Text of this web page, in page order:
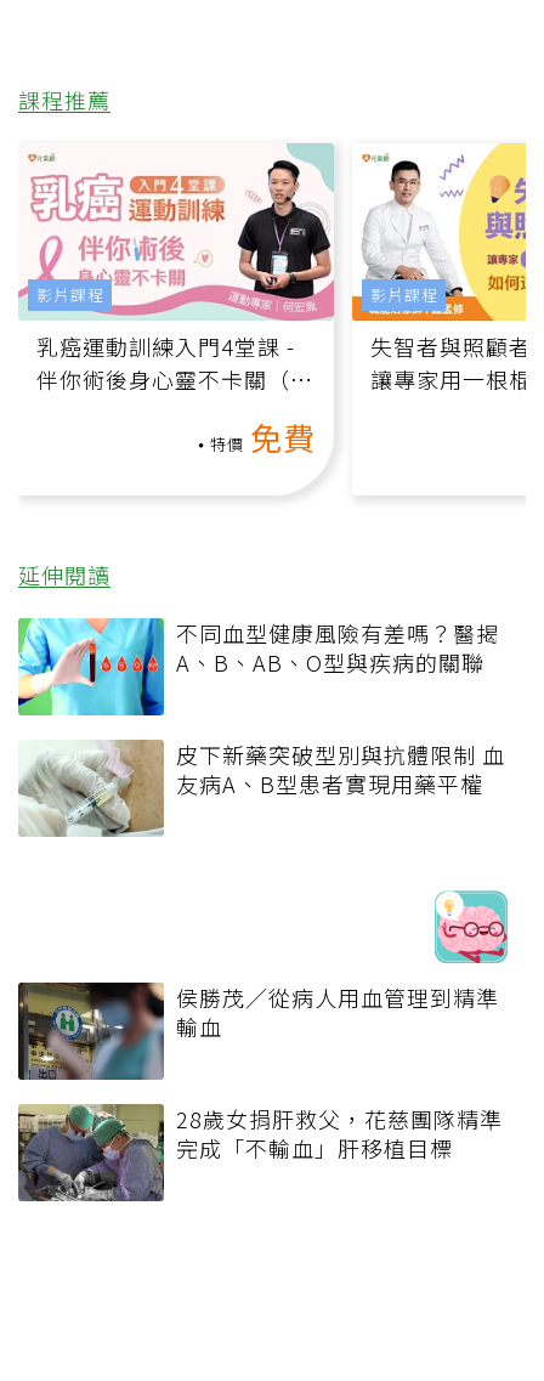
課程推薦
乳癌運動訓練入門4堂課 -
伴你術後身心靈不卡關（線
特價 免費
影片課程
失智者與照顧者
讓專家用一根棍
影片課程
延伸閱讀
不同血型健康風險有差嗎？醫揭
A、B、AB、O型與疾病的關聯
皮下新藥突破型別與抗體限制 血
友病A、B型患者實現用藥平權
侯勝茂／從​病人用血管理到精準
輸血
28歲女捐肝救父，花慈團隊精準
完成「不輸血」肝移植目標